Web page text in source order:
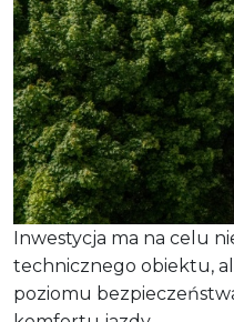
Inwestycja ma na celu
technicznego obiektu,
poziomu